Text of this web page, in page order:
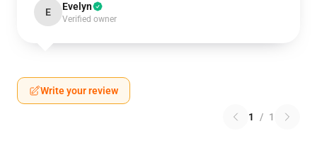
E Evelyn
Verified owner
Write your review
1 / 1